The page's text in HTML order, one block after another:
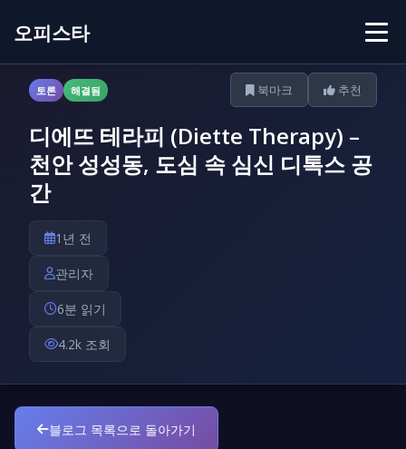
오피스타
토론 해결됨 북마크 추천
디에뜨 테라피 (Diette Therapy) –
천안 성성동, 도심 속 심신 디톡스 공
간
1년 전
관리자
6분 읽기
4.2k 조회
블로그 목록으로 돌아가기